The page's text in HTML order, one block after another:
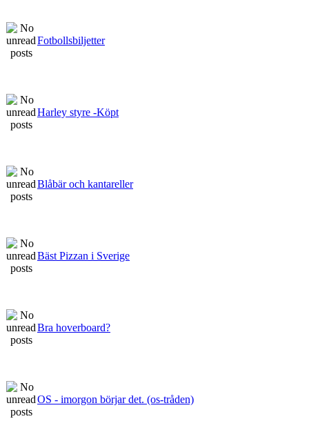
Fotbollsbiljetter
Harley styre -Köpt
Blåbär och kantareller
Bäst Pizzan i Sverige
Bra hoverboard?
OS - imorgon börjar det. (os-tråden)